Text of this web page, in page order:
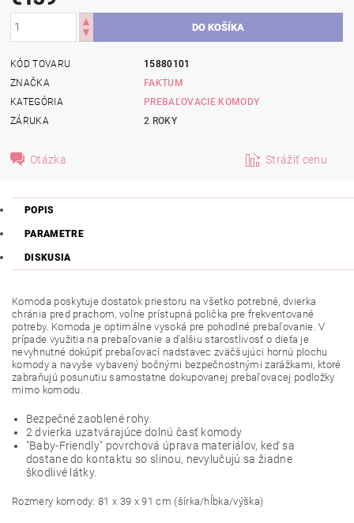
KÓD TOVARU
15880101
ZNAČKA
FAKTUM
KATEGÓRIA
PREBAĽOVACIE KOMODY
ZÁRUKA
2 ROKY
Otázka Strážiť cenu
POPIS
PARAMETRE
DISKUSIA
Komoda poskytuje dostatok priestoru na všetko potrebné, dvierka
chránia pred prachom, voľne prístupná polička pre frekventované
potreby. Komoda je optimálne vysoká pre pohodlné prebaľovanie. V
prípade využitia na prebaľovanie a ďalšiu starostlivosť o dieťa je
nevyhnutné dokúpiť prebaľovací nadstavec zväčšujúci hornú plochu
komody a navyše vybavený bočnými bezpečnostnými zarážkami, ktoré
zabraňujú posunutiu samostatne dokupovanej prebaľovacej podložky
mimo komodu.
Bezpečné zaoblené rohy.
2 dvierka uzatvárajúce dolnú časť komody
"Baby-Friendly" povrchová úprava materiálov, keď sa
dostane do kontaktu so slinou, nevylučujú sa žiadne
škodlivé látky.
Rozmery komody: 81 x 39 x 91 cm (šírka/hĺbka/výška)